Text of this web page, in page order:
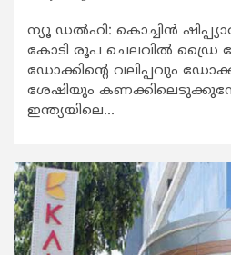
ന്യൂ ഡല്‍ഹി: കൊച്ചിന്‍
കോടി രൂപ ചെലവില്‍ ഡ്രൈ
ഡോക്കിന്റെ വലിപ്പവും
ശേഷിയും
ഇന്ത്യയിലെ...